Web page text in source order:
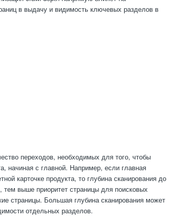
в выдачу и видимость ключевых разделов в
переходов, необходимых для того, чтобы
начиная с главной. Например, если главная
карточке продукта, то глубина сканирования до
выше приоритет страницы для поисковых
страницы. Большая глубина сканирования может
отдельных разделов.